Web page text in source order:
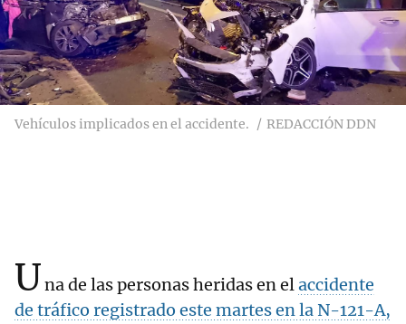
Vehículos implicados en el accidente. REDACCIÓN DDN
Una de las personas heridas en elaccidente
de tráfico registrado este martes en la N-121-A,